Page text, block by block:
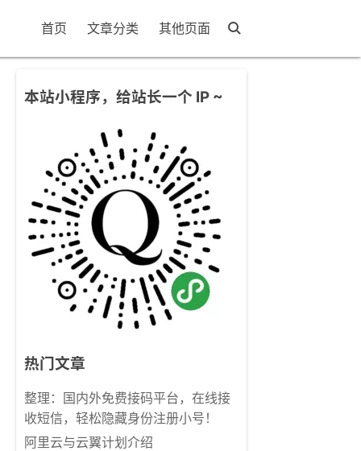
首页 文章分类 其他页面
本站小程序，给站长一个 IP ~
热门文章
整理：国内外免费接码平台，在线接
收短信，轻松隐藏身份注册小号！
阿里云与云翼计划介绍